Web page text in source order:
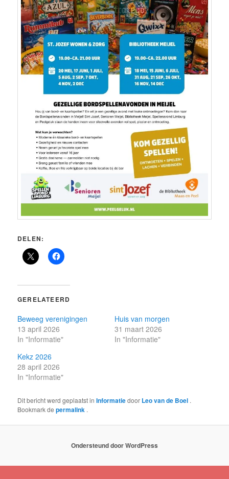
DELEN:
GERELATEERD
Beweeg verenigingen
13 april 2026
In "Informatie"
Huis van morgen
31 maart 2026
In "Informatie"
Kekz 2026
28 april 2026
In "Informatie"
Dit bericht werd geplaatst inInformatiedoor Leo van de Boel .
Bookmark depermalink .
Ondersteund door WordPress